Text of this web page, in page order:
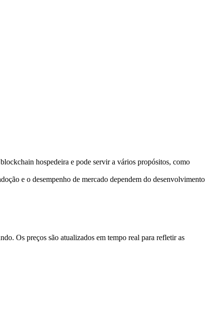
hospedeira e pode servir a vários propósitos, como
e o desempenho de mercado dependem do desenvolvimento
Os preços são atualizados em tempo real para refletir as